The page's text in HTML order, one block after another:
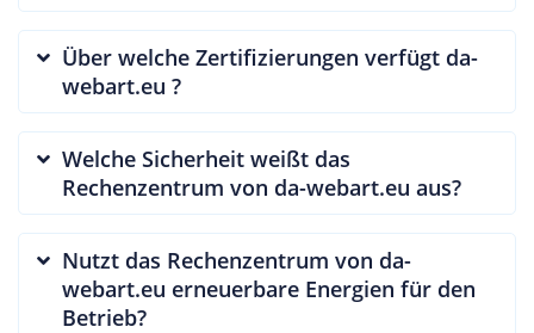
Über welche Zertifizierungen verfügt da-
webart.eu ?
Welche Sicherheit weißt das
Rechenzentrum von da-webart.eu aus?
Nutzt das Rechenzentrum von da-
webart.eu erneuerbare Energien für den
Betrieb?